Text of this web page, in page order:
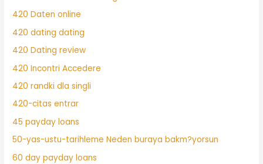
420 Daten online
420 dating dating
420 Dating review
420 Incontri Accedere
420 randki dla singli
420-citas entrar
45 payday loans
50-yas-ustu-tarihleme Neden buraya bakm?yorsun
60 day payday loans